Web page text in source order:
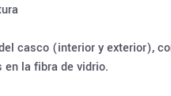
casco (interior y exterior),
la fibra de vidrio.